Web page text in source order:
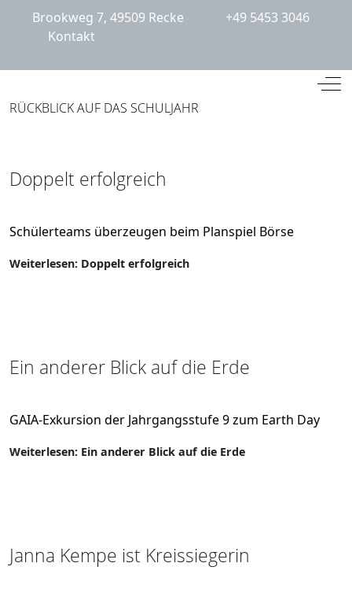
Brookweg 7, 49509 Recke
+49 5453 3046
Kontakt
RÜCKBLICK AUF DAS SCHULJAHR
Doppelt erfolgreich
Schülerteams überzeugen beim Planspiel Börse
Weiterlesen: Doppelt erfolgreich
Ein anderer Blick auf die Erde
GAIA-Exkursion der Jahrgangsstufe 9 zum Earth Day
Weiterlesen: Ein anderer Blick auf die Erde
Janna Kempe ist Kreissiegerin